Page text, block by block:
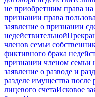
не приобретшим права
признании права
заявление о признании
недействительной
членов семьи
фиктивного брака
признании членом семьи
заявление о разводе и
разделе имущества после
лицевого счетаИсковое